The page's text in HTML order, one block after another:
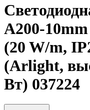
A200-
(20 W/m,
(Arlight,
Вт) 037224